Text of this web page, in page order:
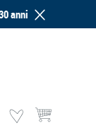
anni
Il carrello